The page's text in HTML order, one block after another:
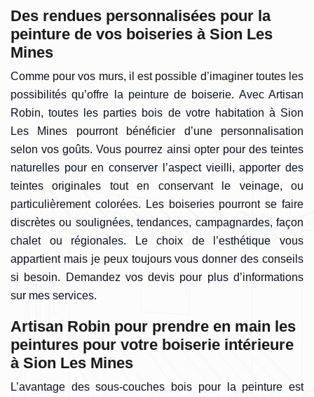
Des rendues personnalisées pour la
peinture de vos boiseries à Sion Les
Mines
Comme pour vos murs, il est possible d’imaginer toutes les
possibilités qu’offre la peinture de boiserie. Avec Artisan
Robin, toutes les parties bois de votre habitation à Sion
Les Mines pourront bénéficier d’une personnalisation
selon vos goûts. Vous pourrez ainsi opter pour des teintes
naturelles pour en conserver l’aspect vieilli, apporter des
teintes originales tout en conservant le veinage, ou
particulièrement colorées. Les boiseries pourront se faire
discrètes ou soulignées, tendances, campagnardes, façon
chalet ou régionales. Le choix de l’esthétique vous
appartient mais je peux toujours vous donner des conseils
si besoin. Demandez vos devis pour plus d’informations
sur mes services.
Artisan Robin pour prendre en main les
peintures pour votre boiserie intérieure
à Sion Les Mines
L’avantage des sous-couches bois pour la peinture est